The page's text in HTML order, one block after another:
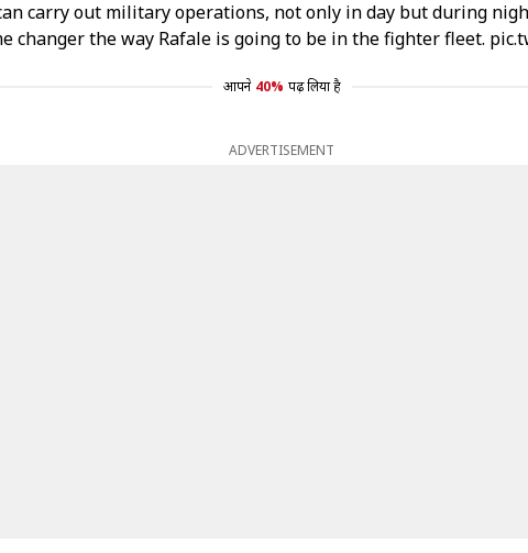
carry out military operations, not only in day but during
changer the way Rafale is going to be in the fighter fleet.
आपने 40% पढ़ लिया है
ADVERTISEMENT